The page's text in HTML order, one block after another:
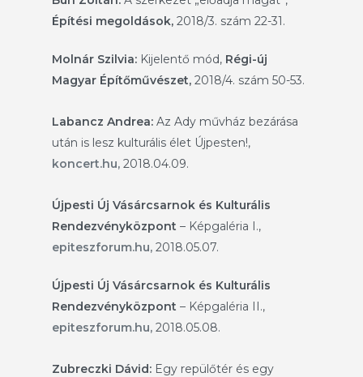
Építési megoldások, 2018/3. szám 22-31.
Molnár Szilvia: Kijelentő mód, Régi-új
Magyar Építőművészet, 2018/4. szám 50-53.
Labancz Andrea: Az Ady művház bezárása
után is lesz kulturális élet Újpesten!,
koncert.hu, 2018.04.09.
Újpesti Új Vásárcsarnok és Kulturális
Rendezvényközpont – Képgaléria I.,
epiteszforum.hu, 2018.05.07.
Újpesti Új Vásárcsarnok és Kulturális
Rendezvényközpont – Képgaléria II.,
epiteszforum.hu, 2018.05.08.
Zubreczki Dávid: Egy repülőtér és egy